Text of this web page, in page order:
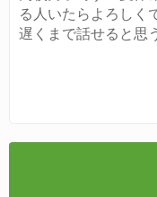
る人いたらよろしく
遅くまで話せると思